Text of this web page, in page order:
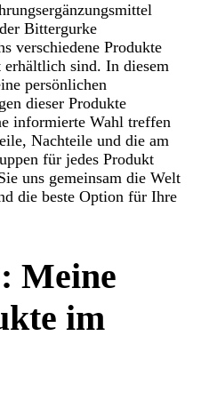
Bittergurke
verschiedene Produkte
sind. In diesem
persönlichen
dieser Produkte
informierte Wahl treffen
Nachteile und die am
für jedes Produkt
uns gemeinsam die Welt
die beste Option für Ihre
Meine
im